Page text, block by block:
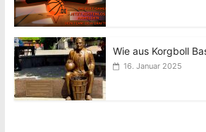
Wie aus Korgboll
16. Januar 2025